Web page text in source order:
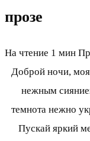
прозе
На чтение 1 мин
Доброй ночи,
нежным
темнота нежно
Пускай яркий